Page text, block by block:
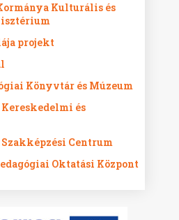
Kulturális és
projekt
Könyvtár és Múzeum
és
Centrum
Oktatási Központ